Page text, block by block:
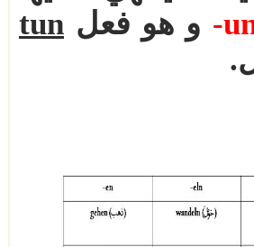
- و هو فعل tun
.